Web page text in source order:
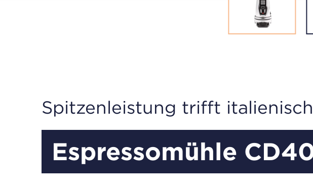
Spitzenleistung trifft
Espressomühle